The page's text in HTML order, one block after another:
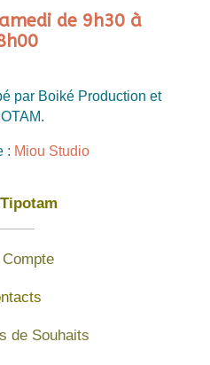
de 9h30 à
par Boiké Production et
: Miou Studio
Compte
de Souhaits